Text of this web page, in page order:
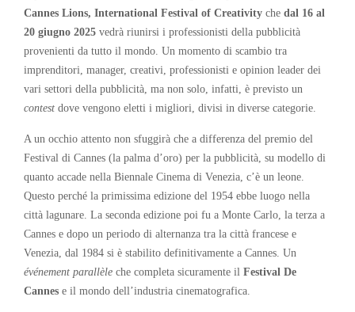
Cannes Lions, International Festival of Creativity che dal 16 al
20 giugno 2025 vedrà riunirsi i professionisti della pubblicità
provenienti da tutto il mondo. Un momento di scambio tra
imprenditori, manager, creativi, professionisti e opinion leader dei
vari settori della pubblicità, ma non solo, infatti, è previsto un
contest dove vengono eletti i migliori, divisi in diverse categorie.
A un occhio attento non sfuggirà che a differenza del premio del
Festival di Cannes (la palma d’oro) per la pubblicità, su modello di
quanto accade nella Biennale Cinema di Venezia, c’è un leone.
Questo perché la primissima edizione del 1954 ebbe luogo nella
città lagunare. La seconda edizione poi fu a Monte Carlo, la terza a
Cannes e dopo un periodo di alternanza tra la città francese e
Venezia, dal 1984 si è stabilito definitivamente a Cannes. Un
événement parallèle che completa sicuramente il Festival De
Cannes e il mondo dell’industria cinematografica.